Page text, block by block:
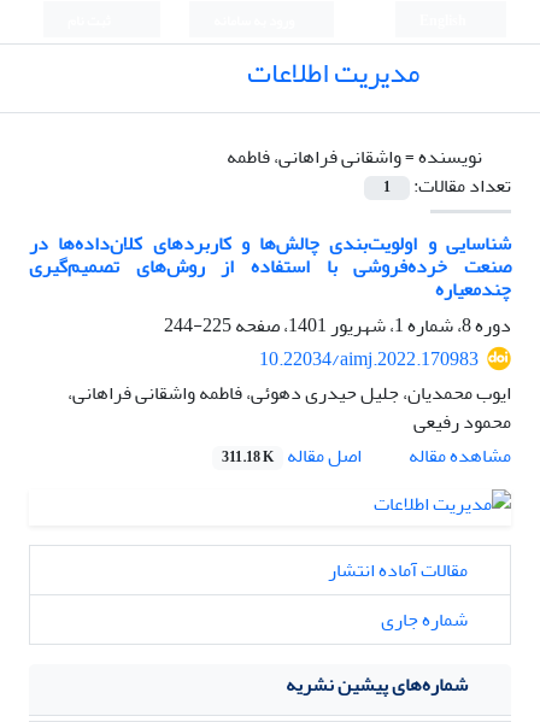
مدیریت اطلاعات
نویسنده =واشقانی فراهانی، فاطمه
تعداد مقالات:
1
شناسایی و اولویت‌بندی چالش‌ها و کاربردهای کلان‌داده‌ها در
صنعت خرده‌فروشی با استفاده از روش‌های تصمیم‌گیری
چندمعیاره
دوره 8، شماره 1، شهریور 1401، صفحه
225-244
10.22034/aimj.2022.170983
ایوب محمدیان، جلیل حیدری دهوئی، فاطمه واشقانی فراهانی،
محمود رفیعی
مشاهده مقاله
اصل مقاله 311.18 K
مقالات آماده انتشار
شماره جاری
شماره‌های پیشین نشریه